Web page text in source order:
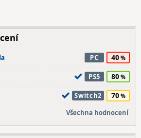
PC 40
PS5 80
Switch2 70
Všechna hodnocení